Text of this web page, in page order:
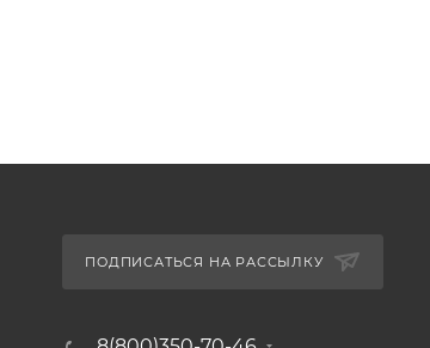
ПОДПИСАТЬСЯ НА РАССЫЛКУ